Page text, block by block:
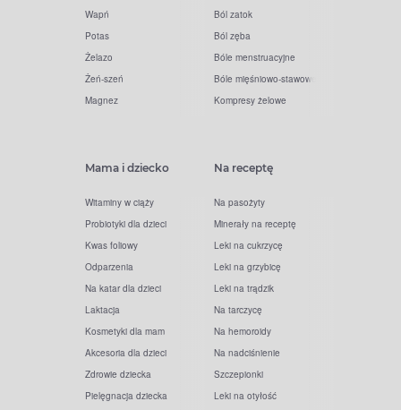
Wapń
Potas
Żelazo
Żeń-szeń
Magnez
Ból zatok
Ból zęba
Bóle menstruacyjne
Bóle mięśniowo-stawowe
Kompresy żelowe
Mama i dziecko
Witaminy w ciąży
Probiotyki dla dzieci
Kwas foliowy
Odparzenia
Na katar dla dzieci
Laktacja
Kosmetyki dla mam
Akcesoria dla dzieci
Zdrowie dziecka
Pielęgnacja dziecka
Na receptę
Na pasożyty
Minerały na receptę
Leki na cukrzycę
Leki na grzybicę
Leki na trądzik
Na tarczycę
Na hemoroidy
Na nadciśnienie
Szczepionki
Leki na otyłość